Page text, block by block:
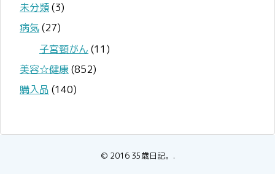
未分類(3)
病気(27)
子宮頸がん (11)
美容☆健康(852)
購入品 (140)
© 2016 35歳日記。 .